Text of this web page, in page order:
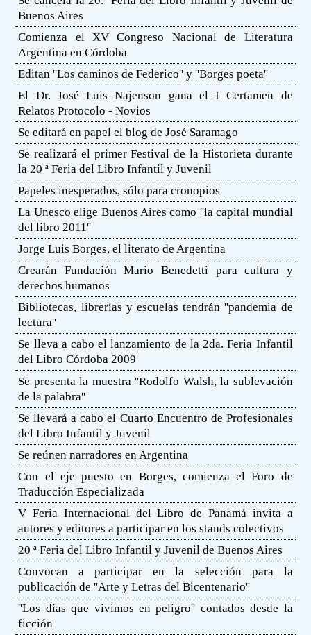
Buenos Aires
Comienza el XV Congreso Nacional de Literatura
Argentina en Córdoba
Editan ''Los caminos de Federico'' y ''Borges poeta''
El Dr. José Luis Najenson gana el I Certamen de
Relatos Protocolo - Novios
Se editará en papel el blog de José Saramago
Se realizará el primer Festival de la Historieta durante
la 20 ª Feria del Libro Infantil y Juvenil
Papeles inesperados, sólo para cronopios
La Unesco elige Buenos Aires como ''la capital mundial
del libro 2011''
Jorge Luis Borges, el literato de Argentina
Crearán Fundación Mario Benedetti para cultura y
derechos humanos
Bibliotecas, librerías y escuelas tendrán ''pandemia de
lectura''
Se lleva a cabo el lanzamiento de la 2da. Feria Infantil
del Libro Córdoba 2009
Se presenta la muestra ''Rodolfo Walsh, la sublevación
de la palabra''
Se llevará a cabo el Cuarto Encuentro de Profesionales
del Libro Infantil y Juvenil
Se reúnen narradores en Argentina
Con el eje puesto en Borges, comienza el Foro de
Traducción Especializada
V Feria Internacional del Libro de Panamá invita a
autores y editores a participar en los stands colectivos
20 ª Feria del Libro Infantil y Juvenil de Buenos Aires
Convocan a participar en la selección para la
publicación de ''Arte y Letras del Bicentenario''
''Los días que vivimos en peligro'' contados desde la
ficción